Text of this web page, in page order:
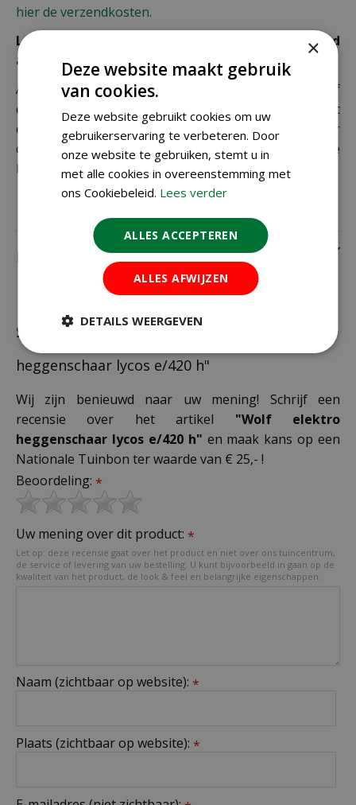
hier de verzendkosten.
Let op: extra kosten bij niet ophalen of verkeerd
adres
Als je je pakket niet ophaalt bij een PostNL-punt of
een verkeerd afleveradres invult, zijn wij genoodzaakt
extra kosten in rekening te brengen. Controleer
daarom altijd goed je adresgegevens voordat je je
bestelling plaatst.
Recensies
Schrijf zelf een recensie over "Wolf elektro
heggenschaar lycos e/420 h"
Wij zijn benieuwd naar uw mening! Schrijf een
recensie over het artikel "Wolf elektro
heggenschaar lycos e/420 h" en maak kans op een
Nationale Tuinbon ter waarde van € 25,- !
Beoordeling: *
Uw mening over dit product: *
Let op: deze recensie gaat over het product en niet over ons tuincentrum,
de service of levering van uw bestelling. U kunt bijvoorbeeld in gaan op de
kwaliteit van het product, de look & feel en belangrijke eigenschappen.
Naam (zichtbaar op website): *
Plaats (zichtbaar op website): *
×
Deze website maakt gebruik
van cookies.
Deze website gebruikt cookies om uw
gebruikerservaring te verbeteren. Door
onze website te gebruiken, stemt u in
met alle cookies in overeenstemming met
ons Cookiebeleid. Lees verder
ALLES ACCEPTEREN
ALLES AFWIJZEN
DETAILS WEERGEVEN